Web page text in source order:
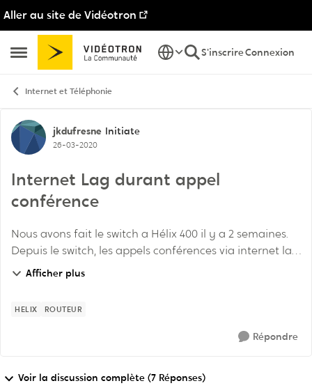
Aller au site de Vidéotron
Ouvrir Menu Latéral
Passer au contenu
S'inscrireConnexion
Internet et Téléphonie
Discussion de forum
jkdufresne Initiate
26-03-2020
Internet Lag durant appel
conférence
Nous avons fait le switch a Hélix 400 il y a 2 semaines.
Depuis le switch, les appels conférences via internet lag
énormément. La vitesse est bonne (autours de 250)
Afficher plus
HELIX ROUTEUR
Répondre
Voir la discussion complète (7 Réponses)